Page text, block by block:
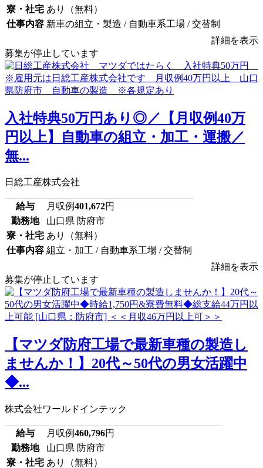
寮・社宅 あり（無料）
仕事内容 新車の組立・製造 / 自動車系工場 / 交替制
詳細を表示
募集が停止しています
入社特典50万円あり◎／【月収例40万
円以上】自動車の組立・加工・運搬／
無...
日総工産株式会社
給与 月収例401,672円
勤務地
山口県 防府市
寮・社宅 あり（無料）
仕事内容 組立・加工 / 自動車系工場 / 交替制
詳細を表示
募集が停止しています
【マツダ防府工場で最新車種の製造し
ませんか！】20代～50代の男女活躍中
◆...
株式会社ワールドインテック
給与 月収例460,796円
勤務地
山口県 防府市
寮・社宅 あり（無料）